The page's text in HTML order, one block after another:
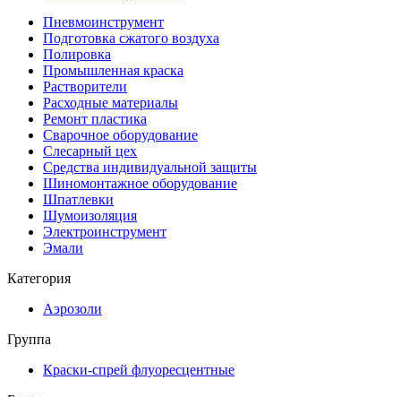
Пневмоинструмент
Подготовка сжатого воздуха
Полировка
Промышленная краска
Растворители
Расходные материалы
Ремонт пластика
Сварочное оборудование
Слесарный цех
Средства индивидуальной защиты
Шиномонтажное оборудование
Шпатлевки
Шумоизоляция
Электроинструмент
Эмали
Категория
Аэрозоли
Группа
Краски-спрей флуоресцентные